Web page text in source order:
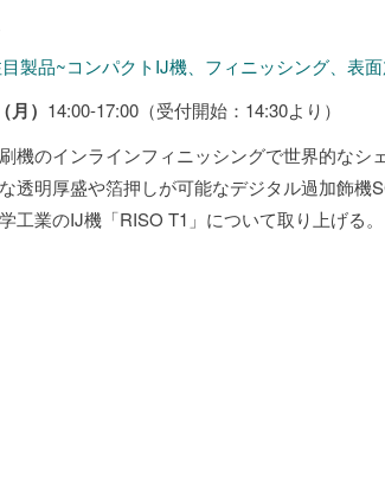
製品~コンパクトIJ機、フィニッシング、表
） 14:00-17:00（受付開始：14:30より）
機のインラインフィニッシングで世界的なシ
透明厚盛や箔押しが可能なデジタル過加飾機
工業のIJ機「RISO T1」について取り上げる。